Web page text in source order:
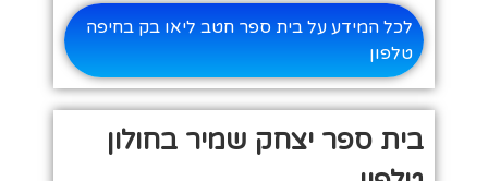
לכל המידע על בית ספר חטב ליאו בק בחיפה
טלפון
בית ספר יצחק שמיר בחולון